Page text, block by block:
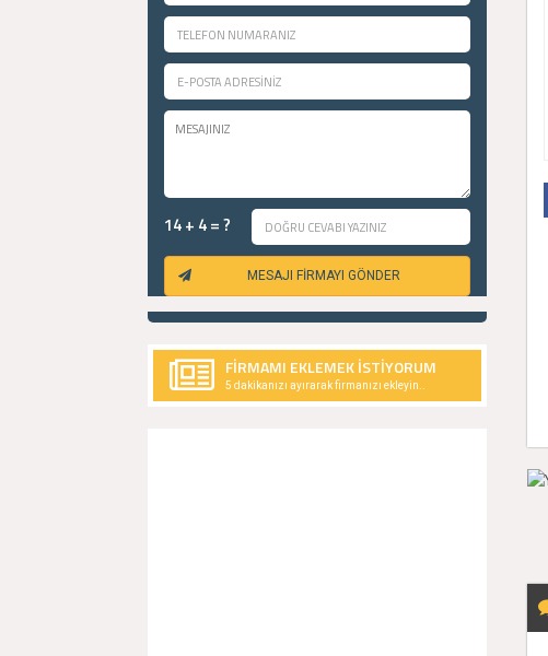
14 + 4 = ?
MESAJI FİRMAYI GÖNDER
FİRMAMI EKLEMEK İSTİYORUM
5 dakikanızı ayırarak firmanızı ekleyin..